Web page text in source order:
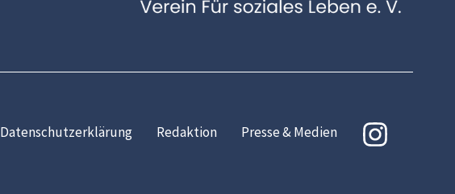
Datenschutzerklärung Redaktion Presse & Medien